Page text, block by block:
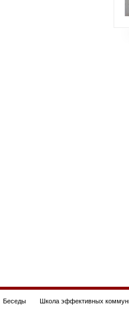
Беседы Школа эффективных